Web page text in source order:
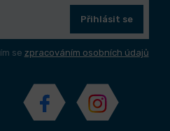
Přihlásit se
se zpracováním osobních údajů